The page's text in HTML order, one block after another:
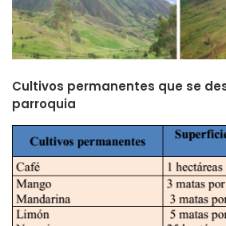
Cultivos permanentes que se
parroquia